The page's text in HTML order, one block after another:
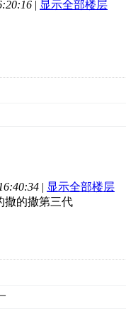
| 显示全部楼层
| 显示全部楼层
撒的撒第三代